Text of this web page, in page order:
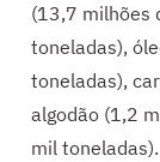
(13,7 milhões
toneladas),
toneladas),
algodão (1,2
mil toneladas).